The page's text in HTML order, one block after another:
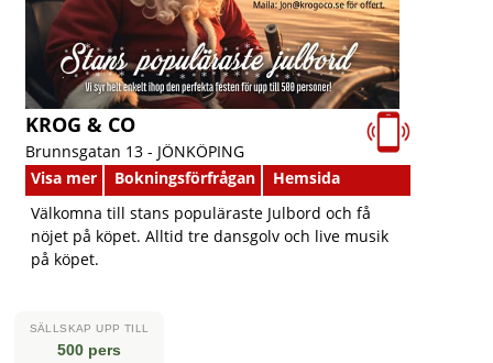
KROG & CO
Brunnsgatan 13 - JÖNKÖPING
Visa mer
Bokningsförfrågan
Hemsida
Välkomna till stans populäraste Julbord och få
nöjet på köpet. Alltid tre dansgolv och live musik
på köpet.
SÄLLSKAP UPP TILL
500 pers